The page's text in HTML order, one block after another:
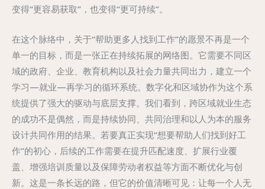
变得“更容易获取”，也变得“更可持续”。
在这个脉络中，关于“帮助更多人找到工作”的愿景不再是一个
单一的目标，而是一张正在持续拓展的网络图。它需要不同区
域的政府、企业、教育机构以及社会力量共同出力，建立一个
学习—就业—再学习的循环系统。数字化和区域协作为这个系
统提供了强大的驱动与底层支撑。我们看到，跨区域就业生态
的成功不是偶然，而是持续协同、共同治理和以人为本的服务
设计共同作用的结果。若要真正实现“想要帮助人们找到好工
作”的初心，后续的工作需要在提升匹配速度、扩展行业覆
盖、增强培训质量以及保障劳动者权益等方面不断优化与创
新。这是一条长远的路，但它的价值清晰可见：让每一个人无